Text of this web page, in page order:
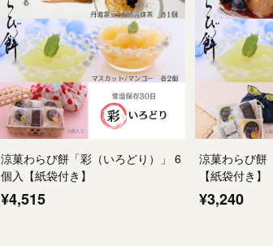
涼菓わらび餅「彩（いろどり）」 6
個入【紙袋付き】
¥4,515
涼菓わらび餅
【紙袋付き】
¥3,240